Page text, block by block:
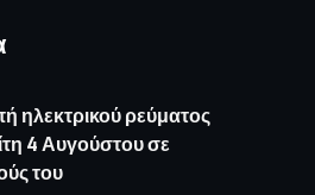
ηλεκτρικού ρεύματος
4 Αυγούστου σε
του